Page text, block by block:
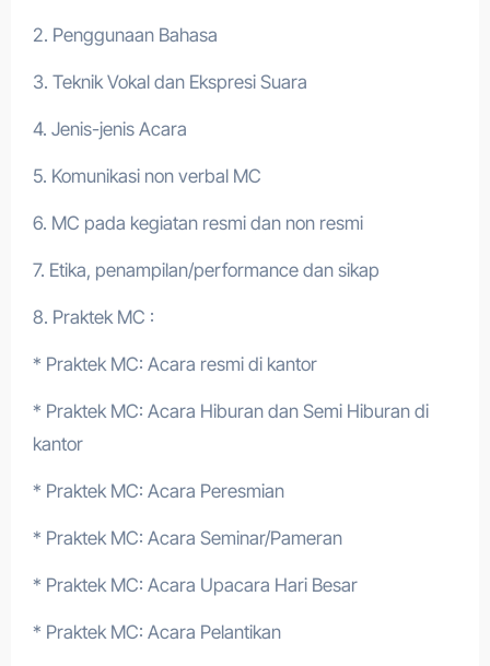
2. Penggunaan Bahasa
3. Teknik Vokal dan Ekspresi Suara
4. Jenis-jenis Acara
5. Komunikasi non verbal MC
6. MC pada kegiatan resmi dan non resmi
7. Etika, penampilan/performance dan sikap
8. Praktek MC :
* Praktek MC: Acara resmi di kantor
* Praktek MC: Acara Hiburan dan Semi Hiburan di
kantor
* Praktek MC: Acara Peresmian
* Praktek MC: Acara Seminar/Pameran
* Praktek MC: Acara Upacara Hari Besar
* Praktek MC: Acara Pelantikan